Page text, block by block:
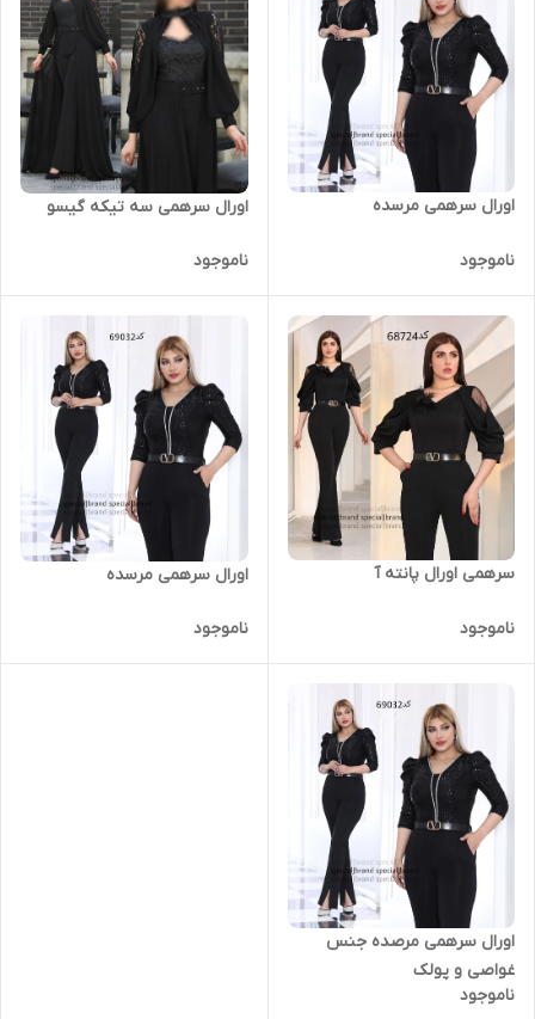
اورال سرهمی مرسده
ناموجود
اورال سرهمی سه تیکه گیسو
ناموجود
سرهمی اورال پانته آ
ناموجود
اورال سرهمی مرسده
ناموجود
اورال سرهمی مرصده جنس
غواصی و پولک
ناموجود